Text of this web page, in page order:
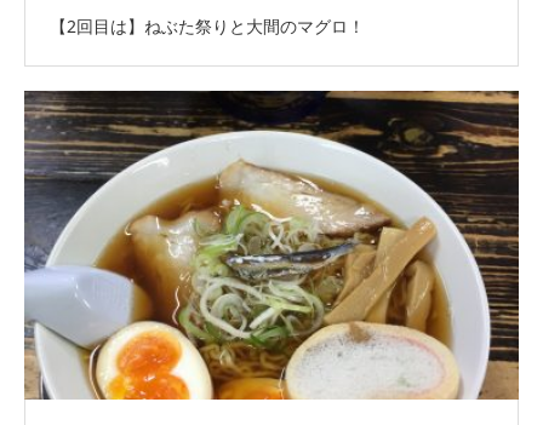
【2回目は】ねぶた祭りと大間のマグロ！